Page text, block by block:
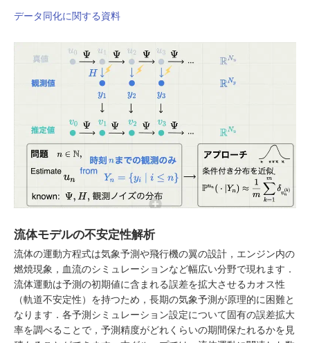
データ同化に関する資料
流体モデルの不安定性解析
流体の運動方程式は気象予測や飛行機の翼の設計，エンジン内の
燃焼現象，血流のシミュレーションなど幅広い分野で現れます．
流体運動は予測の初期値に含まれる誤差を拡大させるカオス性
（軌道不安定性）を持つため，長期の気象予測が原理的に困難と
なります．各予測シミュレーション設定について固有の誤差拡大
率を調べることで，予測精度がどれくらいの期間保たれるかを見